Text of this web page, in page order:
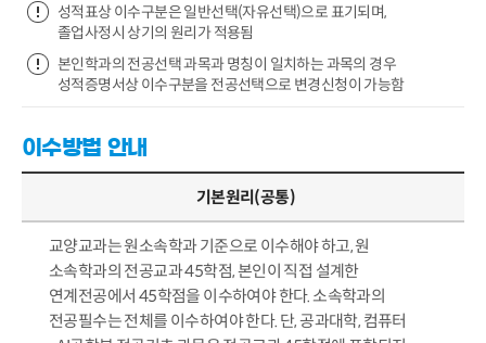
성적표상 이수구분은 일반선택(자유선택)으로 표기되며,
졸업사정시 상기의 원리가 적용됨
본인학과의 전공선택 과목과 명칭이 일치하는 과목의 경우
성적증명서상 이수구분을 전공선택으로 변경신청이 가능함
이수방법 안내
기본원리(공통)
교양교과는 원소속학과 기준으로 이수해야 하고, 원
소속학과의 전공교과 45학점, 본인이 직접 설계한
연계전공에서 45학점을 이수하여야 한다. 소속학과의
전공필수는 전체를 이수하여야 한다. 단, 공과대학, 컴퓨터